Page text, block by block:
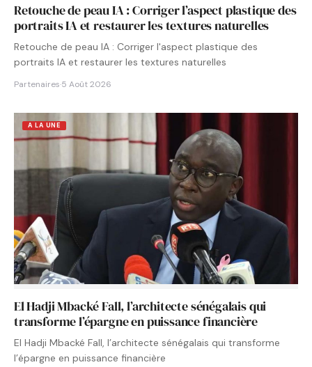
Retouche de peau IA : Corriger l’aspect plastique des
portraits IA et restaurer les textures naturelles
Retouche de peau IA : Corriger l'aspect plastique des
portraits IA et restaurer les textures naturelles
Partenaires·5 Août 2026
A LA UNE
El Hadji Mbacké Fall, l’architecte sénégalais qui
transforme l’épargne en puissance financière
El Hadji Mbacké Fall, l’architecte sénégalais qui transforme
l’épargne en puissance financière